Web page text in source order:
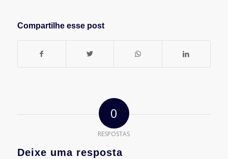
Compartilhe esse post
0
RESPOSTAS
Deixe uma resposta